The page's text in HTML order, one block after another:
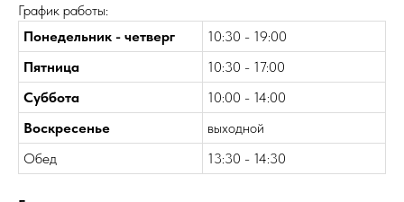
График работы:
Понедельник - четверг
10:30 - 19:00
Пятница
10:30 - 17:00
Суббота
10:00 - 14:00
Воскресенье
выходной
Обед
13:30 - 14:30